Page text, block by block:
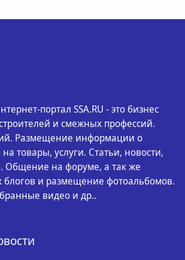
портал SSA.RU - это бизнес
и смежных профессий.
Размещение информации о
товары, услуги. Статьи, новости,
Общение на форуме, а так же
и размещение фотоальбомов.
видео и др..